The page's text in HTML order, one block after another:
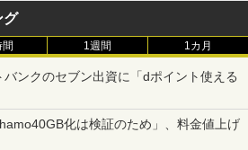
グ
間 1週間 1カ月
ンクのセブン出資に「dポイント使える
化は検証のため」、料金値上げ